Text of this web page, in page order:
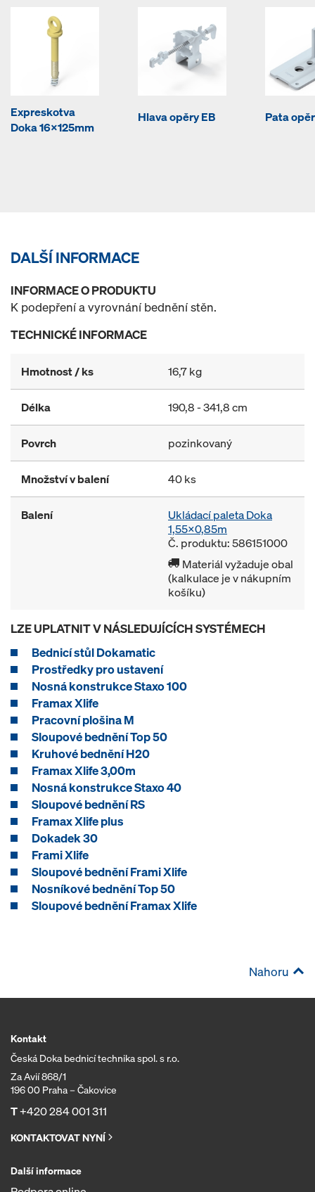
Expreskotva
Doka 16x125mm
Hlava opěry EB Pata
DALŠÍ INFORMACE
INFORMACE O PRODUKTU
K podepření a vyrovnání bednění stěn.
TECHNICKÉ INFORMACE
Hmotnost / ks 16,7 kg
Délka 190,8 - 341,8 cm
Povrch pozinkovaný
Množství v balení 40 ks
Balení
Ukládací paleta Doka
1,55x0,85m
Č. produktu: 586151000
Materiál vyžaduje obal
(kalkulace je v nákupním
košíku)
LZE UPLATNIT V NÁSLEDUJÍCÍCH SYSTÉMECH
Bednicí stůl Dokamatic
Prostředky pro ustavení
Nosná konstrukce Staxo 100
Framax Xlife
Pracovní plošina M
Sloupové bednění Top 50
Kruhové bednění H20
Framax Xlife 3,00m
Nosná konstrukce Staxo 40
Sloupové bednění RS
Framax Xlife plus
Dokadek 30
Frami Xlife
Sloupové bednění Frami Xlife
Nosníkové bednění Top 50
Sloupové bednění Framax Xlife
Nahoru
Kontakt
Česká Doka bednicí technika spol. s r.o.
Za Avií 868/1
196 00 Praha – Čakovice
T+420 284 001 311
KONTAKTOVAT NYNÍ
Další informace